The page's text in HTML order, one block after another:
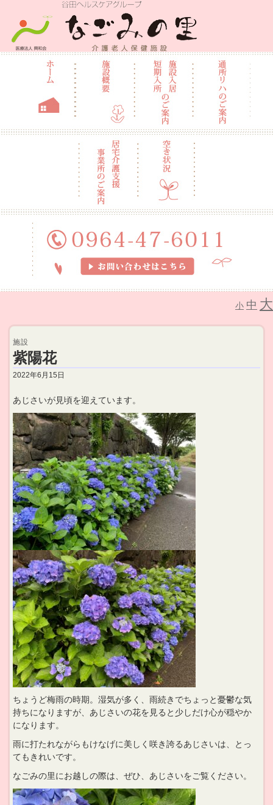
介護老人保健施設 なごみの里
小 中 大
施設
紫陽花
2022年6月15日
あじさいが見頃を迎えています。
ちょうど梅雨の時期。湿気が多く、雨続きでちょっと憂鬱な気
持ちになりますが、あじさいの花を見ると少しだけ心が穏やか
になります。
雨に打たれながらもけなげに美しく咲き誇るあじさいは、とっ
てもきれいです。
なごみの里にお越しの際は、ぜひ、あじさいをご覧ください。